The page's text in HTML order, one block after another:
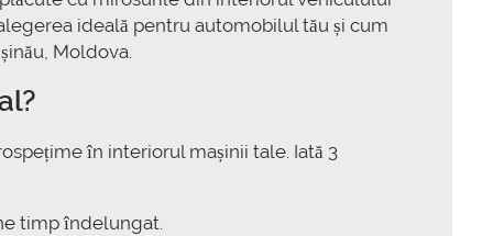
ideală pentru automobilul tău și cum
Moldova.
în interiorul mașinii tale. Iată 3
timp îndelungat.